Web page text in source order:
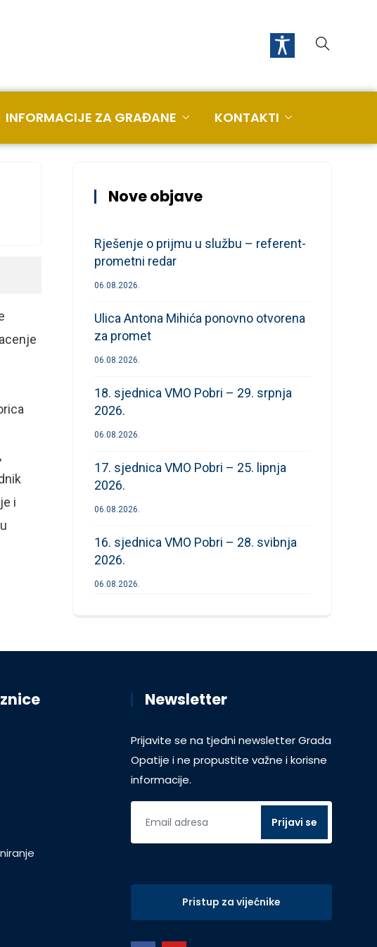
INFORMACIJE ZA GRAĐANE KONTAKTI
i
Nove objave
Rješenje o prijmu u službu – referent-
prometni redar
06.08.2026.
Ulica Antona Mihića ponovno otvorena
za promet
06.08.2026.
18. sjednica VMO Pobri – 29. srpnja
2026.
06.08.2026.
17. sjednica VMO Pobri – 25. lipnja
2026.
06.08.2026.
16. sjednica VMO Pobri – 28. svibnja
2026.
06.08.2026.
Newsletter
Prijavite se na tjedni newsletter Grada
Opatije i ne propustite važne i korisne
informacije.
Pristup za vijećnike